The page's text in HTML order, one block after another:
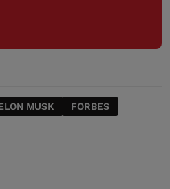
MUSK
FORBES